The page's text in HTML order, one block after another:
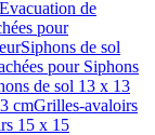
Evacuation de
pour
Siphons de sol
pour Siphons
de sol 13 x 13
cmGrilles-avaloirs
15 x 15